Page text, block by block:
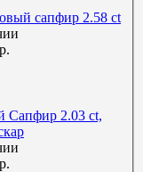
сапфир 2.58 ct
Сапфир 2.03 ct,